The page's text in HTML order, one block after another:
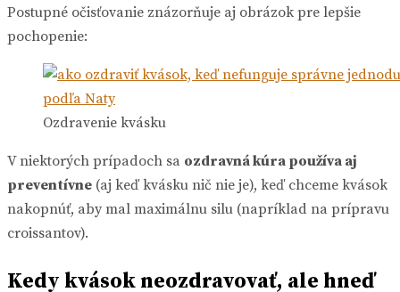
Postupné očisťovanie znázorňuje aj obrázok pre lepšie
pochopenie:
Ozdravenie kvásku
V niektorých prípadoch sa ozdravná kúra používa aj
preventívne (aj keď kvásku nič nie je), keď chceme kvások
nakopnúť, aby mal maximálnu silu (napríklad na prípravu
croissantov).
Kedy kvások neozdravovať, ale hneď